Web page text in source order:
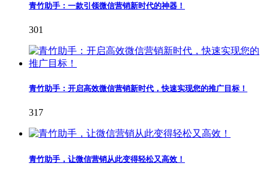
青竹助手：一款引领微信营销新时代的神器！
301
青竹助手：开启高效微信营销新时代，快速实现您的推广目标！
317
青竹助手，让微信营销从此变得轻松又高效！